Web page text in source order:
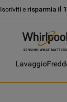
Iscriviti e risparmia il
Lavaggio